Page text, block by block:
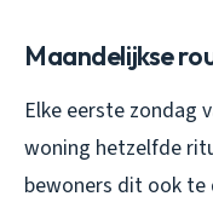
Maandelijkse
Elke eerste zondag
woning hetzelfde
bewoners dit ook te